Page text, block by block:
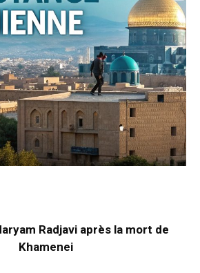
Radjavi après la mort de
Khamenei